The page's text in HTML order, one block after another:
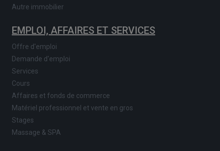
Autre immobilier
EMPLOI, AFFAIRES ET SERVICES
Offre d'emploi
Demande d'emploi
Services
Cours
Affaires et fonds de commerce
Matériel professionnel et vente en gros
Stages
Massage & SPA